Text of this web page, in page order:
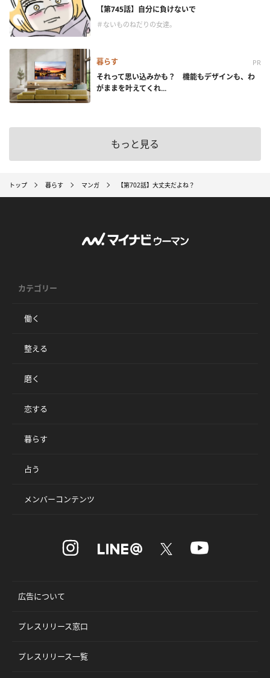
【第745話】自分に負けないで
＃ないものねだりの女達。
暮らす PR
それって思い込みかも？ 機能もデザインも、わ
がままを叶えてくれ...
もっと見る
トップ 暮らす マンガ 【第702話】大丈夫だよね？
カテゴリー
働く
整える
磨く
恋する
暮らす
占う
メンバーコンテンツ
広告について
プレスリリース窓口
プレスリリース一覧